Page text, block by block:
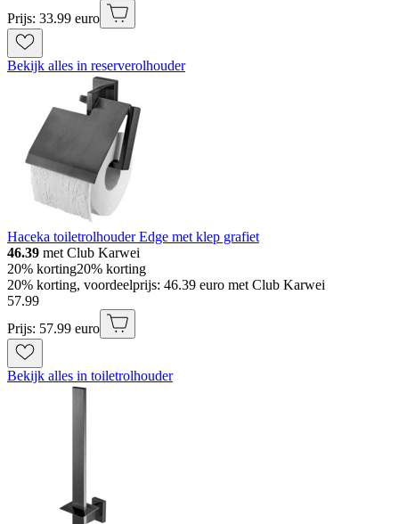
Prijs: 33.99 euro
Bekijk alles in reserverolhouder
Haceka toiletrolhouder Edge met klep grafiet
46.39 met Club Karwei
20% korting20% korting
20% korting, voordeelprijs: 46.39 euro met Club Karwei
57.99
Prijs: 57.99 euro
Bekijk alles in toiletrolhouder